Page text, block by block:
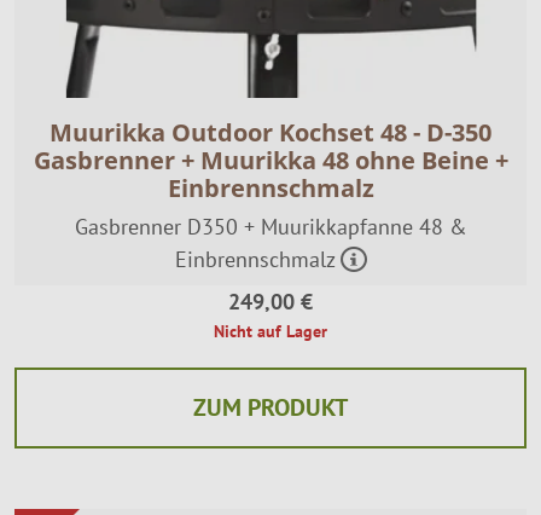
Muurikka Outdoor Kochset 48 - D-350
Gasbrenner + Muurikka 48 ohne Beine +
Einbrennschmalz
Gasbrenner D350 + Muurikkapfanne 48 &
Einbrennschmalz
249,00 €
Nicht auf Lager
ZUM PRODUKT